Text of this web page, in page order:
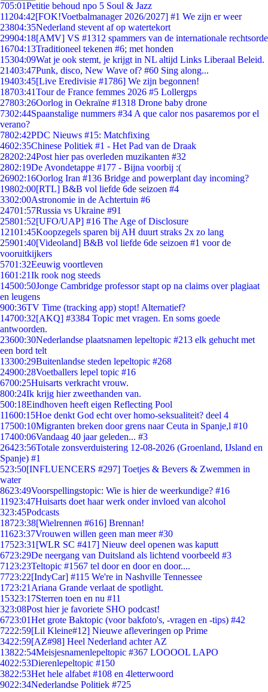
705:01Petitie behoud npo 5 Soul & Jazz
11204:42[FOK!Voetbalmanager 2026/2027] #1 We zijn er weer
23804:35Nederland stevent af op watertekort
29904:18[AMV] VS #1312 spammers van de internationale rechtsorde
16704:13Traditioneel tekenen #6; met honden
15304:09Wat je ook stemt, je krijgt in NL altijd Links Liberaal Beleid.
21403:47Punk, disco, New Wave of? #60 Sing along...
19403:45[Live Eredivisie #1786] We zijn begonnen!
18703:41Tour de France femmes 2026 #5 Lollergps
27803:26Oorlog in Oekraïne #1318 Drone baby drone
7302:44Spaanstalige nummers #34 A que calor nos pasaremos por el
verano?
7802:42PDC Nieuws #15: Matchfixing
4602:35Chinese Politiek #1 - Het Pad van de Draak
28202:24Post hier pas overleden muzikanten #32
2802:19De Avondetappe #177 - Bijna voorbij :(
26902:16Oorlog Iran #136 Bridge and powerplant day incoming?
19802:00[RTL] B&B vol liefde 6de seizoen #4
3302:00Astronomie in de Achtertuin #6
24701:57Russia vs Ukraine #91
25801:52[UFO/UAP] #16 The Age of Disclosure
12101:45Koopzegels sparen bij AH duurt straks 2x zo lang
25901:40[Videoland] B&B vol liefde 6de seizoen #1 voor de
vooruitkijkers
5701:32Eeuwig voortleven
1601:21Ik rook nog steeds
14500:50Jonge Cambridge professor stapt op na claims over plagiaat
en leugens
900:36TV Time (tracking app) stopt! Alternatief?
14700:32[AKQ] #3384 Topic met vragen. En soms goede
antwoorden.
23600:30Nederlandse plaatsnamen lepeltopic #213 elk gehucht met
een bord telt
13300:29Buitenlandse steden lepeltopic #268
24900:28Voetballers lepel topic #16
6700:25Huisarts verkracht vrouw.
800:24Ik krijg hier zweethanden van.
500:18Eindhoven heeft eigen Reflecting Pool
11600:15Hoe denkt God echt over homo-seksualiteit? deel 4
17500:10Migranten breken door grens naar Ceuta in Spanje,l #10
17400:06Vandaag 40 jaar geleden... #3
26423:56Totale zonsverduistering 12-08-2026 (Groenland, IJsland en
Spanje) #1
523:50[INFLUENCERS #297] Toetjes & Bevers & Zwemmen in
water
8623:49Voorspellingstopic: Wie is hier de weerkundige? #16
11923:47Huisarts doet haar werk onder invloed van alcohol
323:45Podcasts
18723:38[Wielrennen #616] Brennan!
11623:37Vrouwen willen geen man meer #30
17523:31 [WLR SC #417] Nieuw deel openen was kaputt
6723:29De neergang van Duitsland als lichtend voorbeeld #3
71 23:23Teltopic #1567 tel door en door en door....
7723:22[IndyCar] #115 We're in Nashville Tennessee
1723:21 Ariana Grande verlaat de spotlight.
15323:17Sterren toen en nu #11
323:08Post hier je favoriete SHO podcast!
6723:01Het grote Baktopic (voor bakfoto's, -vragen en -tips) #42
7222:59[Lil Kleine#12] Nieuwe afleveringen op Prime
3422:59[AZ#98] Heel Nederland achter AZ
13822:54Meisjesnamenlepeltopic #367 LOOOOL LAPO
4022:53Dierenlepeltopic #150
3822:53Het hele alfabet #108 en 4letterwoord
9022:34Nederlandse Politiek #725